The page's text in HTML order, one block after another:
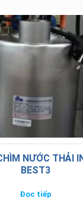
NƯỚC THẢI
BEST3
Đọc tiếp